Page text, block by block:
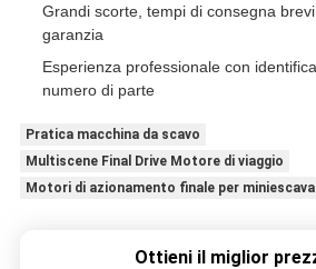
Grandi scorte, tempi di consegna
garanzia
Esperienza professionale con
numero di parte
Pratica macchina da scavo
Multiscene Final Drive Motore di viaggio
Motori di azionamento finale per
Ottieni il miglior